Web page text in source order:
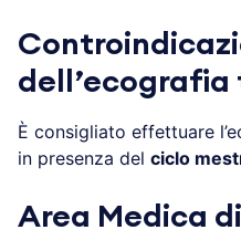
È consigliato effettuare
in presenza del ciclo
Area Medica